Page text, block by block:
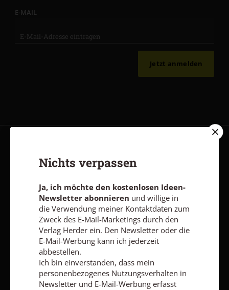
E-MAIL
Jetzt anmelden
Impressum
Vertrag widerrufen Abo online kündigen
Nichts verpassen
Ja, ich möchte den kostenlosen Ideen-
Newsletter abonnieren und willige in
die Verwendung meiner Kontaktdaten zum
Zweck des E-Mail-Marketings durch den
Verlag Herder ein. Den Newsletter oder die
E-Mail-Werbung kann ich jederzeit
abbestellen.
Ich bin einverstanden, dass mein
personenbezogenes Nutzungsverhalten in
Newsletter und E-Mail-Werbung erfasst